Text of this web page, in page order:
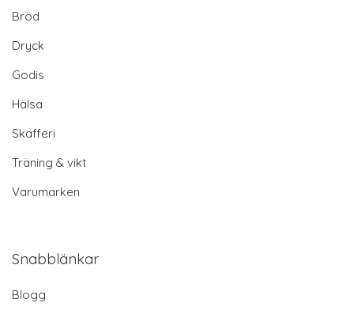
Bröd
Dryck
Godis
Hälsa
Skafferi
Träning & vikt
Varumärken
Snabblänkar
Blogg